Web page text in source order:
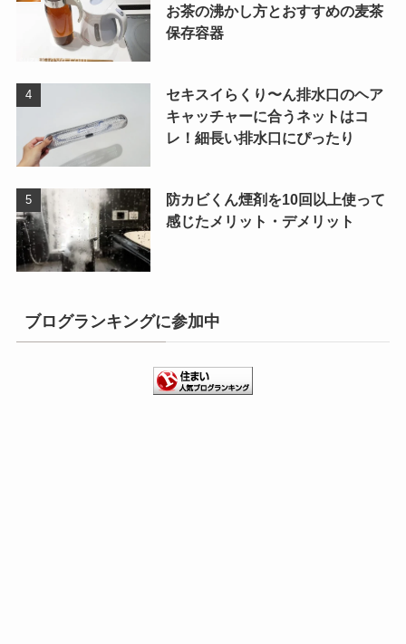
お茶の沸かし方とおすすめの麦茶
保存容器
セキスイらくり〜ん排水口のヘア
キャッチャーに合うネットはコ
レ！細長い排水口にぴったり
防カビくん煙剤を10回以上使って
感じたメリット・デメリット
ブログランキングに参加中